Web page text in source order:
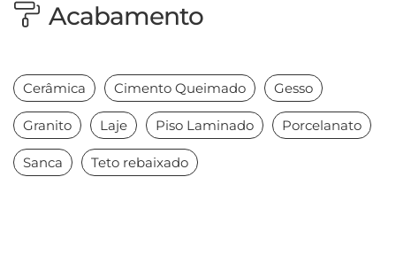
Acabamento
Cerâmica Cimento Queimado Gesso
Granito Laje Piso Laminado Porcelanato
Sanca Teto rebaixado